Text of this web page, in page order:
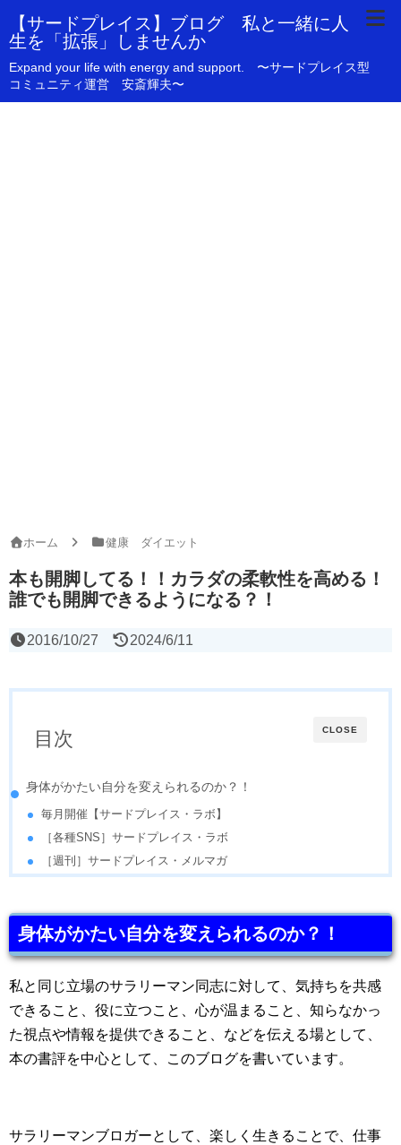
【サードプレイス】ブログ 私と一緒に人
生を「拡張」しませんか
Expand your life with energy and support. 〜サードプレイス型
コミュニティ運営 安斎輝夫〜
ホーム 健康 ダイエット
本も開脚してる！！カラダの柔軟性を高める！
誰でも開脚できるようになる？！
2016/10/27 2024/6/11
CLOSE
目次
身体がかたい自分を変えられるのか？！
毎月開催【サードプレイス・ラボ】
［各種SNS］サードプレイス・ラボ
［週刊］サードプレイス・メルマガ
身体がかたい自分を変えられるのか？！
私と同じ立場のサラリーマン同志に対して、気持ちを共感
できること、役に立つこと、心が温まること、知らなかっ
た視点や情報を提供できること、などを伝える場として、
本の書評を中心として、このブログを書いています。
サラリーマンブロガーとして、楽しく生きることで、仕事